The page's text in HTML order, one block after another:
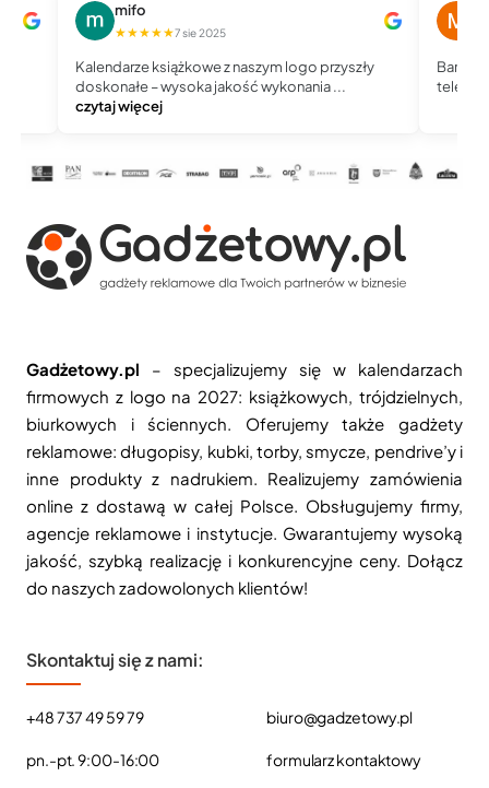
mifo
★★★★★7 sie 2025
Kalendarze książkowe z naszym logo przyszły
doskonałe – wysoka jakość wykonania ...
czytaj więcej
Bardzo
Gadżetowy.pl – specjalizujemy się w kalendarzach
firmowych z logo na 2027: książkowych, trójdzielnych,
biurkowych i ściennych. Oferujemy także gadżety
reklamowe: długopisy, kubki, torby, smycze, pendrive’y i
inne produkty z nadrukiem. Realizujemy zamówienia
online z dostawą w całej Polsce. Obsługujemy firmy,
agencje reklamowe i instytucje. Gwarantujemy wysoką
jakość, szybką realizację i konkurencyjne ceny. Dołącz
do naszych zadowolonych klientów!
Skontaktuj się z nami:
+48 737 49 59 79
pn.-pt. 9:00-16:00
biuro@gadzetowy.pl
formularz kontaktowy